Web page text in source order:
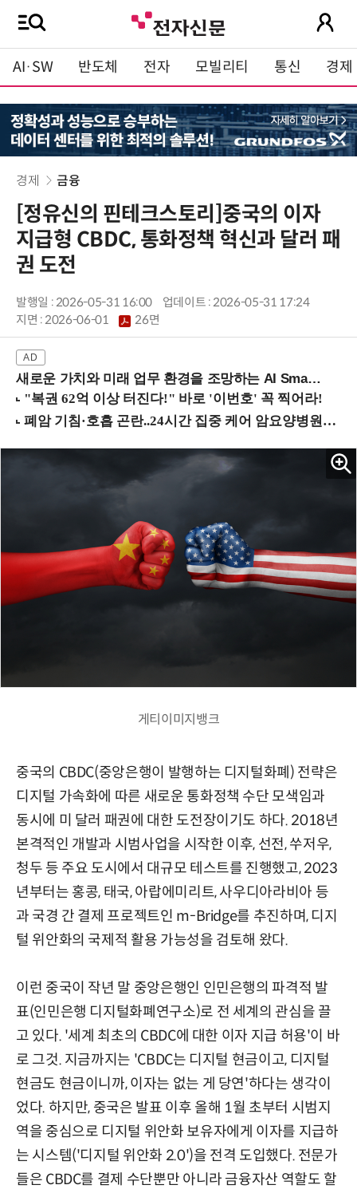
AI·SW 반도체 전자 모빌리티 통신 경제
경제 금융
[정유신의 핀테크스토리]중국의 이자
지급형 CBDC, 통화정책 혁신과 달러 패
권 도전
발행일 : 2026-05-31 16:00
업데이트 : 2026-05-31 17:24
지면 :2026-06-01 26면
새로운 가치와 미래 업무 환경을 조망하는 AI Smart Work Summit 2026 (9/11 코엑스)
게티이미지뱅크
중국의 CBDC(중앙은행이 발행하는 디지털화폐) 전략은
디지털 가속화에 따른 새로운 통화정책 수단 모색임과
동시에 미 달러 패권에 대한 도전장이기도 하다. 2018년
본격적인 개발과 시범사업을 시작한 이후, 선전, 쑤저우,
청두 등 주요 도시에서 대규모 테스트를 진행했고, 2023
년부터는 홍콩, 태국, 아랍에미리트, 사우디아라비아 등
과 국경 간 결제 프로젝트인 m-Bridge를 추진하며, 디지
털 위안화의 국제적 활용 가능성을 검토해 왔다.
이런 중국이 작년 말 중앙은행인 인민은행의 파격적 발
표(인민은행 디지털화폐연구소)로 전 세계의 관심을 끌
고 있다. '세계 최초의 CBDC에 대한 이자 지급 허용'이 바
로 그것. 지금까지는 'CBDC는 디지털 현금이고, 디지털
현금도 현금이니까, 이자는 없는 게 당연'하다는 생각이
었다. 하지만, 중국은 발표 이후 올해 1월 초부터 시범지
역을 중심으로 디지털 위안화 보유자에게 이자를 지급하
는 시스템('디지털 위안화 2.0')을 전격 도입했다. 전문가
들은 CBDC를 결제 수단뿐만 아니라 금융자산 역할도 할